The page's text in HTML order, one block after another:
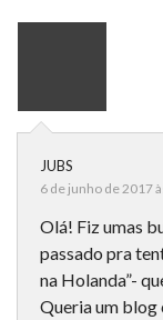
JUBS
6 de junho de 2017
Olá! Fiz umas
passado pra
na Holanda”-
Queria um blog